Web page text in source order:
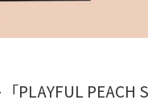
PLAYFUL